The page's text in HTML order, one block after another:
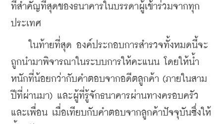
ที่สำคัญที่สุดของธนาคารในบรรดาผู้เข้าร่วมจากทุก
ประเทศ
ในท้ายที่สุด องค์ประกอบการสำรวจทั้งหมดนี้จะ
ถูกนำมาพิจารณาในระบบการให้คะแนน โดยให้น้ำ
หนักที่น้อยกว่ากับคำตอบจากอดีตลูกค้า (ภายในสาม
ปีที่ผ่านมา) และผู้ที่รู้จักธนาคารผ่านทางครอบครัว
และเพื่อน เมื่อเทียบกับคำตอบจากลูกค้าปัจจุบันซึ่งให้